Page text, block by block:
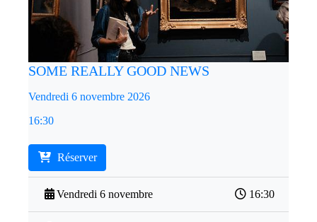
SOME REALLY GOOD NEWS
Vendredi 6 novembre 2026
16:30
Réserver
Vendredi 6 novembre 16:30